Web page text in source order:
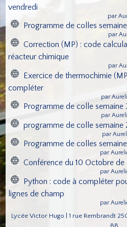
vendredi
par
Programme de colles
par
Correction (MP) : code
réacteur chimique
par
Exercice de thermochimie
compléter
par
Programme de colle semaine
par
programme de colle semaine
par
Programme de colles semaine
par
Conférence du 10 Octobre de
par
Python : code à compléter
lignes de champ
par
Lycée Victor Hugo | 1 rue Rembrandt
88